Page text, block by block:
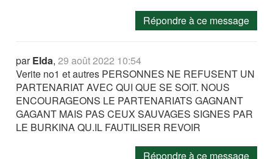
Répondre à ce message
parElda,29 août 2022 10:54
Verite no1 et autres PERSONNES NE REFUSENT UN
PARTENARIAT AVEC QUI QUE SE SOIT. NOUS
ENCOURAGEONS LE PARTENARIATS GAGNANT
GAGANT MAIS PAS CEUX SAUVAGES SIGNES PAR
LE BURKINA QU.IL FAUTILISER REVOIR
Répondre à ce message